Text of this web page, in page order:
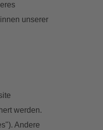
unserer
werden.
Andere